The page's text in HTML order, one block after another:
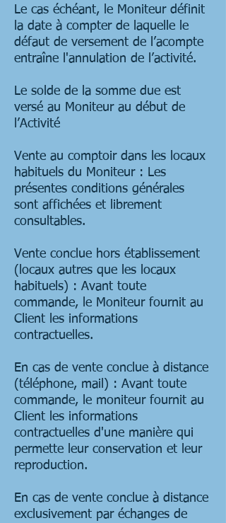
Le cas échéant, le Moniteur définit
la date à compter de laquelle le
défaut de versement de l’acompte
entraîne l'annulation de l’activité.
Le solde de la somme due est
versé au Moniteur au début de
l’Activité
Vente au comptoir dans les locaux
habituels du Moniteur : Les
présentes conditions générales
sont affichées et librement
consultables.
Vente conclue hors établissement
(locaux autres que les locaux
habituels) : Avant toute
commande, le Moniteur fournit au
Client les informations
contractuelles.
En cas de vente conclue à distance
(téléphone, mail) : Avant toute
commande, le moniteur fournit au
Client les informations
contractuelles d'une manière qui
permette leur conservation et leur
reproduction.
En cas de vente conclue à distance
exclusivement par échanges de